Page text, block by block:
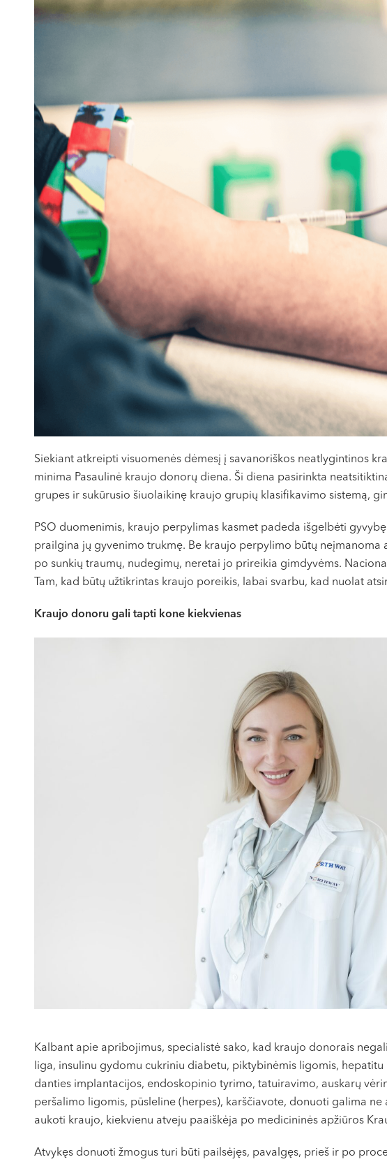
Siekiant atkreipti visuomenės dėmesį į savanoriškos neatlygintinos
minima Pasaulinė kraujo donorų diena. Ši diena pasirinkta
grupes ir sukūrusio šiuolaikinę kraujo grupių klasifikavimo sistemą,
PSO duomenimis, kraujo perpylimas kasmet padeda išgelbėti
prailgina jų gyvenimo trukmę. Be kraujo perpylimo būtų
po sunkių traumų, nudegimų, neretai jo prireikia gimdyvėms.
Tam, kad būtų užtikrintas kraujo poreikis, labai svarbu, kad nuolat
Kraujo donoru gali tapti kone kiekvienas
Kalbant apie apribojimus, specialistė sako, kad kraujo donorais
liga, insulinu gydomu cukriniu diabetu, piktybinėmis ligomis,
danties implantacijos, endoskopinio tyrimo, tatuiravimo, auskarų
peršalimo ligomis, pūsleline (herpes), karščiavote, donuoti galima
aukoti kraujo, kiekvienu atveju paaiškėja po medicininės apžiūros
Atvykęs donuoti žmogus turi būti pailsėjęs, pavalgęs, prieš ir po